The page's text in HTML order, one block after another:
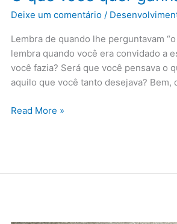
Deixe um comentário /
Lembra de quando lhe perguntavam
lembra quando você era convidado a
você fazia? Será que você pensava o
aquilo que você tanto desejava? Bem,
você
quer
ganhar
neste
Natal?
Read More »